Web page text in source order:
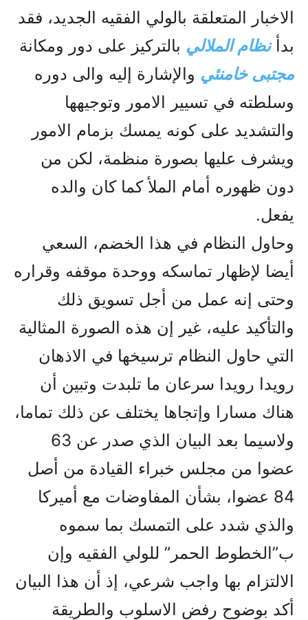
الاخبار المتعلقة بالولي الفقيه الجديد، فقد
بدأنظام الملالي بالترکيز على دور ومکانة
مجتبى خامنئي والإشارة إليه والى دوره
وسلطته في تسيير الامور وتوجيهها
والتشديد على کونه يمسك بزمام الامور
ويشرف عليها بصورة منظمة، لکن من
دون ظهوره أمام الملأ کما کان والده
يفعل.
وحاول النظام في هذا الخضم، السعي
أيضا لإظهار تماسکه ووحدة موقفه وقراره
وحتى إنه عمل من أجل تسويق ذلك
والتأکيد عليه، غير إن هذه الصورة المثالية
التي حاول النظام ترسيخها في الاذهان
رويدا رويدا سرعان ما تلبدت وتبين أن
هناك مسارا وإتجاها يختلف عن ذلك تماما،
ولاسيما بعد البيان الذي صدر عن 63
عضوا من مجلس خبراء القيادة من أصل
84 عضوا، بشأن المفاوضات مع أميرکا
والذي شدد على التمسك بما سموه
ب”الخطوط الحمر” للولي الفقيه وإن
الالتزام بها واجب شرعي، إذ أن هذا البيان
أکد بوضوح رفض الاسلوب والطريقة